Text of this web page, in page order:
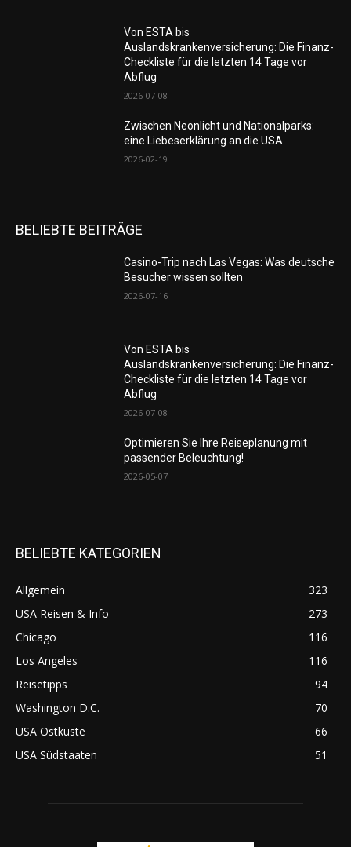
Von ESTA bis
Auslandskrankenversicherung: Die Finanz-
Checkliste für die letzten 14 Tage vor
Abflug
2026-07-08
Zwischen Neonlicht und Nationalparks:
eine Liebeserklärung an die USA
2026-02-19
BELIEBTE BEITRÄGE
Casino-Trip nach Las Vegas: Was deutsche
Besucher wissen sollten
2026-07-16
Von ESTA bis
Auslandskrankenversicherung: Die Finanz-
Checkliste für die letzten 14 Tage vor
Abflug
2026-07-08
Optimieren Sie Ihre Reiseplanung mit
passender Beleuchtung!
2026-05-07
BELIEBTE KATEGORIEN
Allgemein
323
USA Reisen & Info
273
Chicago
116
Los Angeles
116
Reisetipps
94
Washington D.C.
70
USA Ostküste
66
USA Südstaaten
51